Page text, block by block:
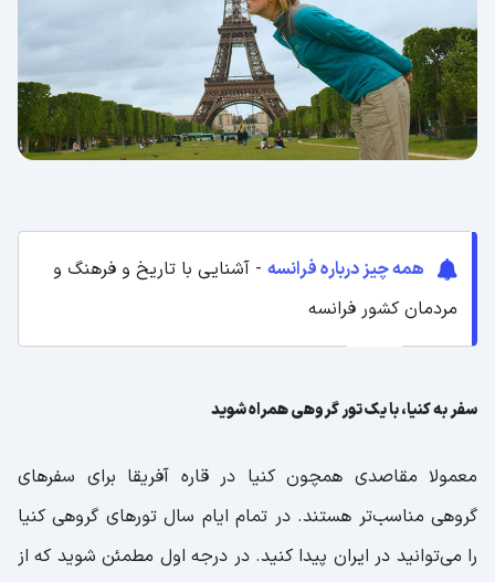
همه چیز درباره فرانسه - آشنایی با تاریخ و فرهنگ و
مردمان کشور فرانسه
سفر به کنیا، با یک تور گروهی همراه شوید
معمولا مقاصدی همچون کنیا در قاره آفریقا برای سفرهای
گروهی مناسب‌تر هستند. در تمام ایام سال تورهای گروهی کنیا
را می‌توانید در ایران پیدا کنید. در درجه اول مطمئن شوید که از